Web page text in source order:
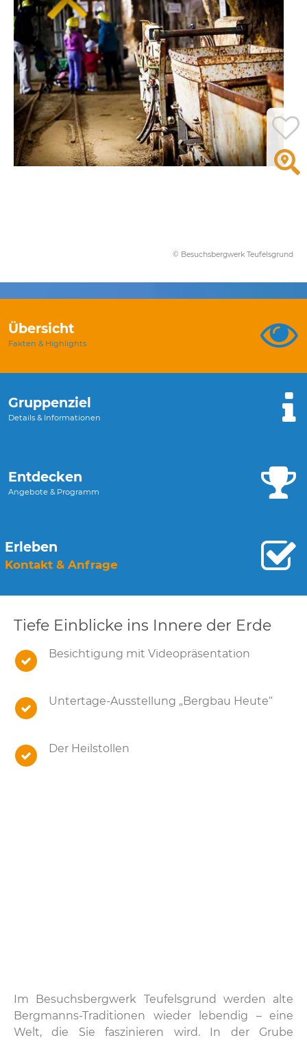
© Besuchsbergwerk Teufelsgrund
Übersicht
Fakten & Highlights
Gruppenziel
Details & Informationen
Entdecken
Angebote & Programm
Erleben
Kontakt & Anfrage
Tiefe Einblicke ins Innere der Erde
Besichtigung mit Videopräsentation
Untertage-Ausstellung „Bergbau Heute“
Der Heilstollen
Im Besuchsbergwerk Teufelsgrund werden alte
Bergmanns-Traditionen wieder lebendig – eine
Welt, die Sie faszinieren wird. In der Grube